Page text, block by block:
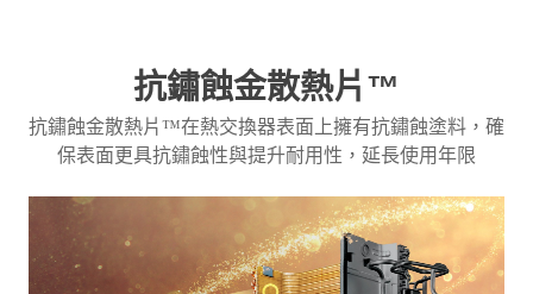
抗鏽蝕金散熱片™
抗鏽蝕金散熱片™在熱交換器表面上擁有抗鏽蝕塗料，確
保表面更具抗鏽蝕性與提升耐用性，延長使用年限